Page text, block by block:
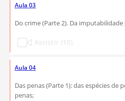
Aula 03
Do crime (Parte 2). Da imputabilidade
Aula 04
Das penas (Parte 1): das espécies de
penas;